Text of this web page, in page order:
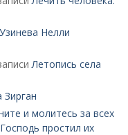
Нелли
Летопись села
Зирган
и молитесь за всех
простил их